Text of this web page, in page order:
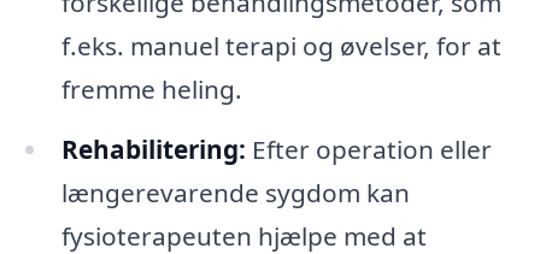
f.eks. manuel terapi og øvelser, for at
fremme heling.
Rehabilitering: Efter operation eller
længerevarende sygdom kan
fysioterapeuten hjælpe med at